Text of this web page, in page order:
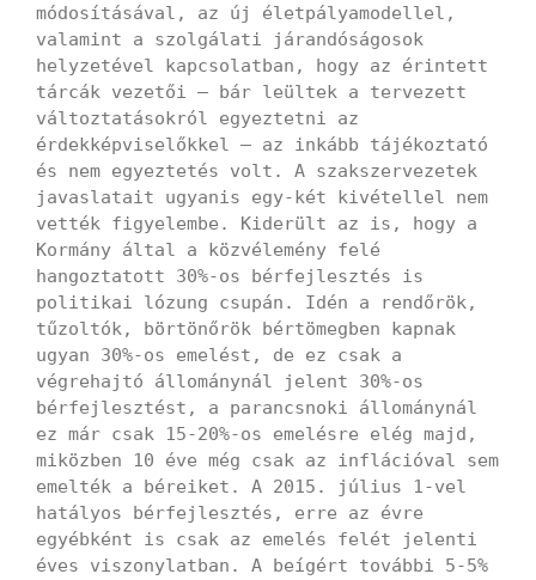
módosításával, az új életpályamodellel,
valamint a szolgálati járandóságosok
helyzetével kapcsolatban, hogy az érintett
tárcák vezetői – bár leültek a tervezett
változtatásokról egyeztetni az
érdekképviselőkkel – az inkább tájékoztató
és nem egyeztetés volt. A szakszervezetek
javaslatait ugyanis egy-két kivétellel nem
vették figyelembe. Kiderült az is, hogy a
Kormány által a közvélemény felé
hangoztatott 30%-os bérfejlesztés is
politikai lózung csupán. Idén a rendőrök,
tűzoltók, börtönőrök bértömegben kapnak
ugyan 30%-os emelést, de ez csak a
végrehajtó állománynál jelent 30%-os
bérfejlesztést, a parancsnoki állománynál
ez már csak 15-20%-os emelésre elég majd,
miközben 10 éve még csak az inflációval sem
emelték a béreiket. A 2015. július 1-vel
hatályos bérfejlesztés, erre az évre
egyébként is csak az emelés felét jelenti
éves viszonylatban. A beígért további 5-5%